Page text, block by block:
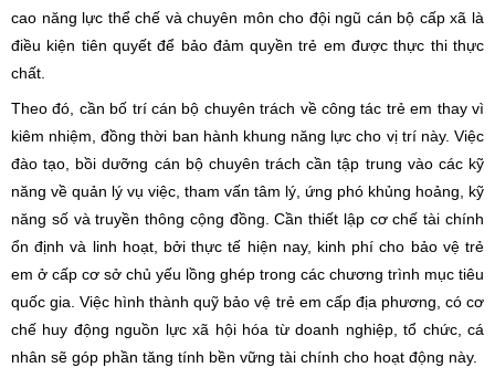
cao năng lực thể chế và chuyên môn cho đội ngũ cán bộ cấp xã là
điều kiện tiên quyết để bảo đảm quyền trẻ em được thực thi thực
chất.
Theo đó, cần bố trí cán bộ chuyên trách về công tác trẻ em thay vì
kiêm nhiệm, đồng thời ban hành khung năng lực cho vị trí này. Việc
đào tạo, bồi dưỡng cán bộ chuyên trách cần tập trung vào các kỹ
năng về quản lý vụ việc, tham vấn tâm lý, ứng phó khủng hoảng, kỹ
năng số và truyền thông cộng đồng. Cần thiết lập cơ chế tài chính
ổn định và linh hoạt, bởi thực tế hiện nay, kinh phí cho bảo vệ trẻ
em ở cấp cơ sở chủ yếu lồng ghép trong các chương trình mục tiêu
quốc gia. Việc hình thành quỹ bảo vệ trẻ em cấp địa phương, có cơ
chế huy động nguồn lực xã hội hóa từ doanh nghiệp, tổ chức, cá
nhân sẽ góp phần tăng tính bền vững tài chính cho hoạt động này.